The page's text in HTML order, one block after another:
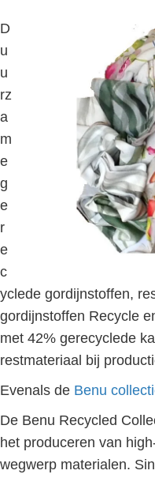
D
u
u
rz
a
m
e
g
e
r
e
c
yclede gordijnstoffen,
gordijnstoffen Recycle
met 42% gerecyclede
restmateriaal bij
Evenals de Benu
De Benu Recycled
het produceren van
wegwerp materialen.